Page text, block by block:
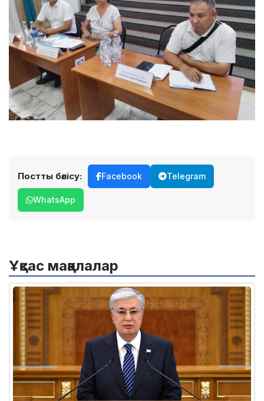
Постты бөлісу: Facebook Telegram
WhatsApp
Ұқсас мақалалар